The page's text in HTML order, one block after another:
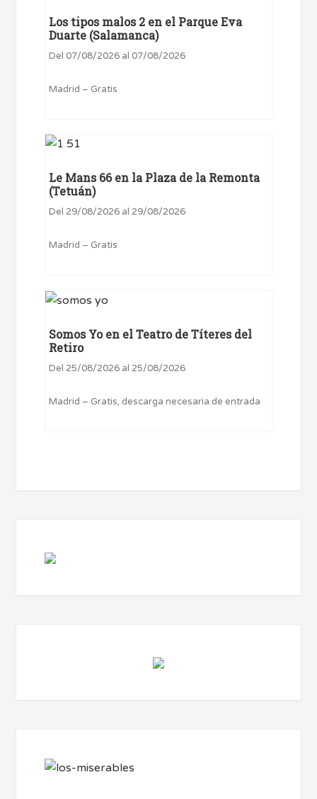
Los tipos malos 2 en el Parque Eva
Duarte (Salamanca)
Del 07/08/2026 al 07/08/2026
Madrid – Gratis
Le Mans 66 en la Plaza de la Remonta
(Tetuán)
Del 29/08/2026 al 29/08/2026
Madrid – Gratis
Somos Yo en el Teatro de Títeres del
Retiro
Del 25/08/2026 al 25/08/2026
Madrid – Gratis, descarga necesaria de entrada